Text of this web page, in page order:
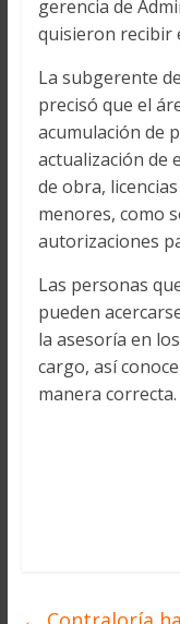
gerencia de
quisieron recibir
La subgerente
precisó que el
acumulación de
actualización de
de obra,
menores, como
autorizaciones
Las personas
pueden
la asesoría en
cargo, así
manera correcta.